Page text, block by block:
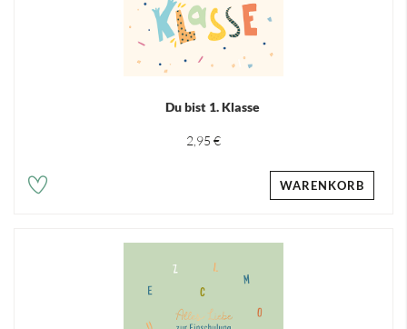
Du bist 1. Klasse
2,95 €
WARENKORB